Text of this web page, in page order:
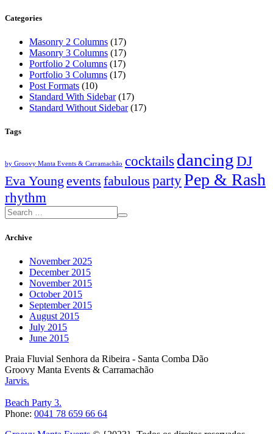
Categories
Masonry 2 Columns (17)
Masonry 3 Columns (17)
Portfolio 2 Columns (17)
Portfolio 3 Columns (17)
Post Formats (10)
Standard With Sidebar(17)
Standard Without Sidebar(17)
Tags
by Groovy Manta Events & Carramachão cocktails dancingDJ
Eva Young events fabulous partyPep & Rash
rhythm
Archive
November 2025
December 2015
November 2015
October 2015
September 2015
August 2015
July 2015
June 2015
Praia Fluvial Senhora da Ribeira - Santa Comba Dão
Groovy Manta Events & Carramachão
Jarvis.
Beach Party 3.
Phone: 0041 78 659 66 64